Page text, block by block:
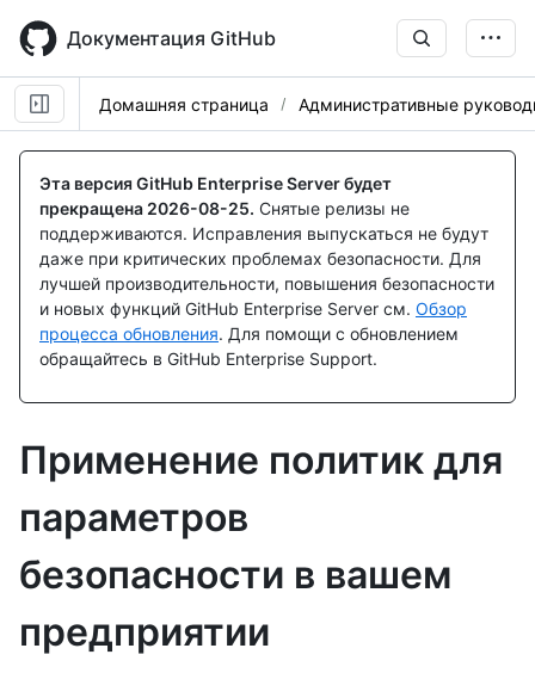
main
content
Документация GitHub
Домашняя страница Административные
Эта версия GitHub Enterprise Server будет
прекращена 2026-08-25. Снятые релизы не
поддерживаются. Исправления выпускаться не будут
даже при критических проблемах безопасности. Для
лучшей производительности, повышения безопасности
и новых функций GitHub Enterprise Server см. Обзор
процесса обновления. Для помощи с обновлением
обращайтесь в GitHub Enterprise Support.
Применение политик для
параметров
безопасности в вашем
предприятии